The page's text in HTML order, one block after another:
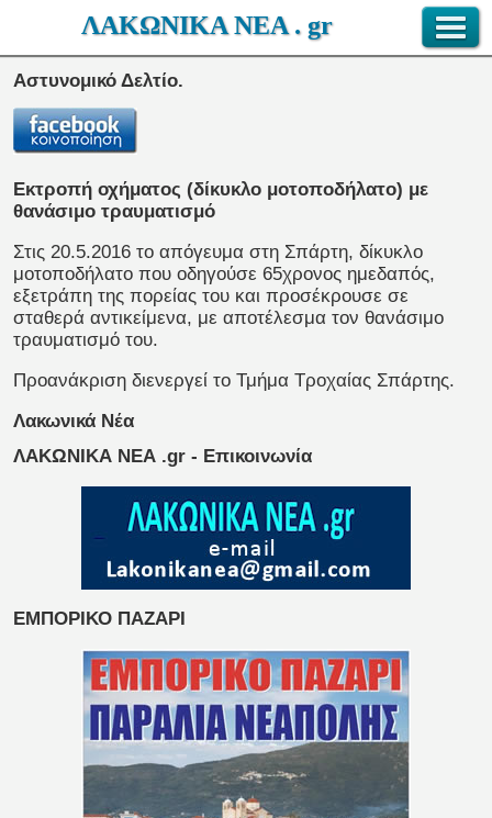
ΛΑΚΩΝΙΚΑ ΝΕΑ . gr
Αστυνομικό Δελτίο.
Εκτροπή οχήματος (δίκυκλο μοτοποδήλατο) με
θανάσιμο τραυματισμό
Στις 20.5.2016 το απόγευμα στη Σπάρτη, δίκυκλο
μοτοποδήλατο που οδηγούσε 65χρονος ημεδαπός,
εξετράπη της πορείας του και προσέκρουσε σε
σταθερά αντικείμενα, με αποτέλεσμα τον θανάσιμο
τραυματισμό του.
Προανάκριση διενεργεί το Τμήμα Τροχαίας Σπάρτης.
Λακωνικά Νέα
ΛΑΚΩΝΙΚΑ ΝΕΑ .gr - Επικοινωνία
ΕΜΠΟΡΙΚΟ ΠΑΖΑΡΙ